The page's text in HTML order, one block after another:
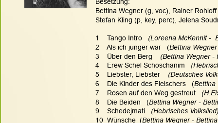
Bettina Wegner (g, voc), Rainer
Stefan Kling (p, key, perc), Jelena
1    Tango Intro (Loreena McKennit -
2    Als ich jünger war   (Bettina
3    Über den Berg
(Bettina Wegner -
4    Erew Schel Schoschanim
5    Liebster, Liebster (Deutsches
6    Die Kinder des Fleischers   (Bettina
7    Rosen auf den Weg gestreut
8    Die Beiden   (Bettina Wegner -
9    Schedejmati
(Hebrisches
10  Wünsche  (Bettina Wegner -